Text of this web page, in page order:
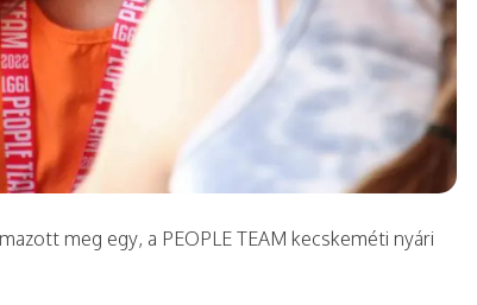
meg egy, a PEOPLE TEAM kecskeméti nyári